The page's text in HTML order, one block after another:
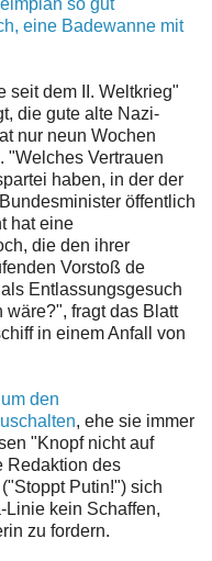
so gut
eine Badewanne mit
seit dem II. Weltkrieg"
die gute alte Nazi-
nur neun Wochen
"Welches Vertrauen
haben, in der der
öffentlich
hat eine
die den ihrer
Vorstoß de
Entlassungsgesuch
wäre?", fragt das Blatt
in einem Anfall von
den
, ehe sie immer
"Knopf nicht auf
Redaktion des
Putin!") sich
kein Schaffen,
zu fordern.